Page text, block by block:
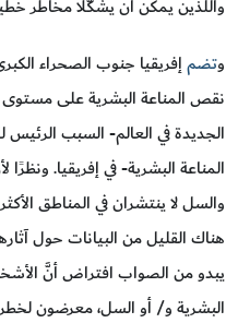
واللذين يمكن أن يشكّلا مخاطر
وتضم
الجديدة في العالم- السبب
المناعة البشرية- في إفريقيا.
والسل لا ينتشران في المناطق
يبدو من الصواب افتراض أنَّ
البشرية و/ أو السل، معرضون لخطر